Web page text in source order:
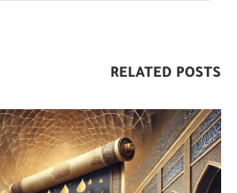
RELATED POSTS